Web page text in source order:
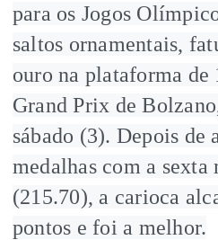
para os Jogos
saltos ornamentais,
ouro na plataforma de
Grand Prix de
sábado (3). Depois de
medalhas com a sexta
(215.70), a carioca
pontos e foi a melhor.